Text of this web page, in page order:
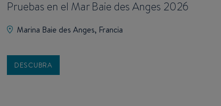
Pruebas en el Mar Baie des Anges 2026
Marina Baie des Anges, Francia
DESCUBRA